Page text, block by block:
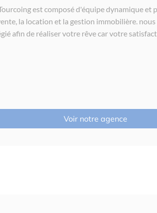
est composé d'équipe dynamique et
la location et la gestion immobilière.
afin de réaliser votre rêve car votre
Voir notre agence